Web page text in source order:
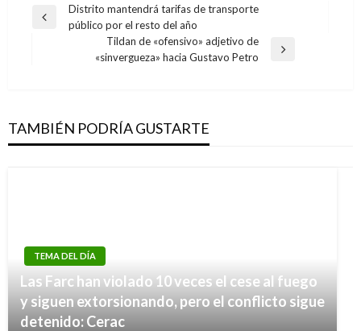
Navegación
Entrada
Distrito mantendrá tarifas de transporte
público por el resto del año
Tildan de «ofensivo» adjetivo de
«sinvergueza» hacia Gustavo Petro
TAMBIÉN PODRÍA GUSTARTE
TEMA DEL DÍA
Las Farc han violado 10 veces el cese al fuego
y siguen extorsionando, pero el conflicto sigue
detenido: Cerac
Agencia Europea del Medicamentos comienza
el proceso de evaluación de la vacuna rusa